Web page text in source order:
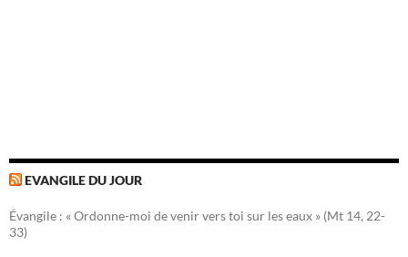
EVANGILE DU JOUR
Évangile : « Ordonne-moi de venir vers toi sur les eaux » (Mt 14, 22-
33)